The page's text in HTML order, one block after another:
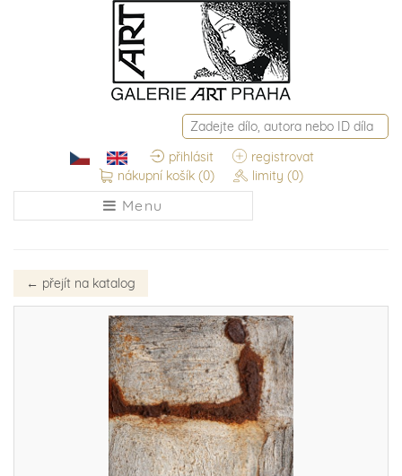
přihlásit
registrovat
nákupní košík (0) limity (0)
Menu
← přejít na katalog